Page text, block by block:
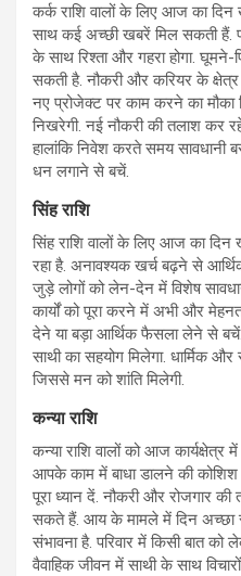
कर्क राशि वालों के लिए आज का
साथ कई अच्छी खबरें मिल सकती हैं.
के साथ रिश्ता और गहरा होगा.
सकती है. नौकरी और करियर के क्षेत्र
नए प्रोजेक्ट पर काम करने का
निखरेगी. नई नौकरी की तलाश कर
हालांकि निवेश करते समय सावधानी
धन लगाने से बचें.
सिंह राशि
सिंह राशि वालों के लिए आज का
रहा है. अनावश्यक खर्च बढ़ने से
जुड़े लोगों को लेन-देन में विशेष
कार्यों को पूरा करने में अभी और
देने या बड़ा आर्थिक फैसला लेने से
साथी का सहयोग मिलेगा. धार्मिक
जिससे मन को शांति मिलेगी.
कन्या राशि
कन्या राशि वालों को आज कार्यक्षेत्र
आपके काम में बाधा डालने की
पूरा ध्यान दें. नौकरी और रोजगार
सकते हैं. आय के मामले में दिन अच्छा
संभावना है. परिवार में किसी बात
वैवाहिक जीवन में साथी के साथ